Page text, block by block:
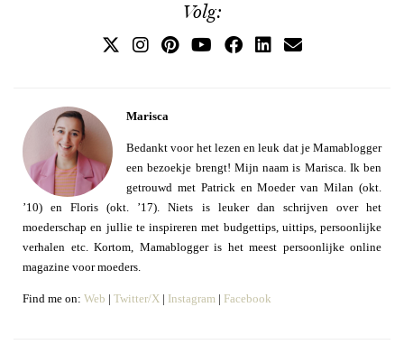
Volg:
Marisca
Bedankt voor het lezen en leuk dat je Mamablogger
een bezoekje brengt! Mijn naam is Marisca. Ik ben
getrouwd met Patrick en Moeder van Milan (okt.
’10) en Floris (okt. ’17). Niets is leuker dan schrijven over het
moederschap en jullie te inspireren met budgettips, uittips, persoonlijke
verhalen etc. Kortom, Mamablogger is het meest persoonlijke online
magazine voor moeders.
Find me on: Web | Twitter/X | Instagram | Facebook